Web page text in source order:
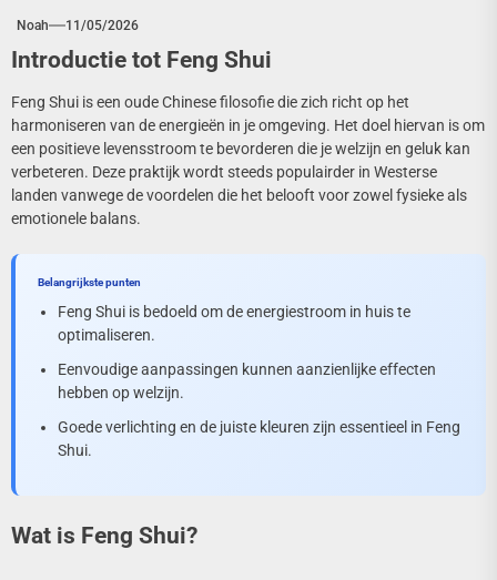
Noah 11/05/2026
Introductie tot Feng Shui
Feng Shui is een oude Chinese filosofie die zich richt op het
harmoniseren van de energieën in je omgeving. Het doel hiervan is om
een positieve levensstroom te bevorderen die je welzijn en geluk kan
verbeteren. Deze praktijk wordt steeds populairder in Westerse
landen vanwege de voordelen die het belooft voor zowel fysieke als
emotionele balans.
Belangrijkste punten
Feng Shui is bedoeld om de energiestroom in huis te
optimaliseren.
Eenvoudige aanpassingen kunnen aanzienlijke effecten
hebben op welzijn.
Goede verlichting en de juiste kleuren zijn essentieel in Feng
Shui.
Wat is Feng Shui?